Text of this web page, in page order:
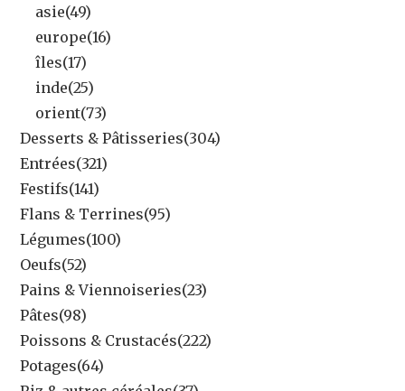
asie(49)
europe(16)
îles(17)
inde(25)
orient(73)
Desserts & Pâtisseries(304)
Entrées(321)
Festifs(141)
Flans & Terrines(95)
Légumes(100)
Oeufs(52)
Pains & Viennoiseries(23)
Pâtes(98)
Poissons & Crustacés(222)
Potages(64)